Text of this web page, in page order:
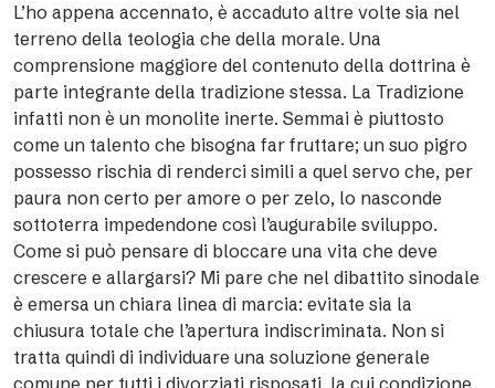
L’ho appena accennato, è accaduto altre volte sia nel
terreno della teologia che della morale. Una
comprensione maggiore del contenuto della dottrina è
parte integrante della tradizione stessa. La Tradizione
infatti non è un monolite inerte. Semmai è piuttosto
come un talento che bisogna far fruttare; un suo pigro
possesso rischia di renderci simili a quel servo che, per
paura non certo per amore o per zelo, lo nasconde
sottoterra impedendone così l’augurabile sviluppo.
Come si può pensare di bloccare una vita che deve
crescere e allargarsi? Mi pare che nel dibattito sinodale
è emersa un chiara linea di marcia: evitate sia la
chiusura totale che l’apertura indiscriminata. Non si
tratta quindi di individuare una soluzione generale
comune per tutti i divorziati risposati, la cui condizione